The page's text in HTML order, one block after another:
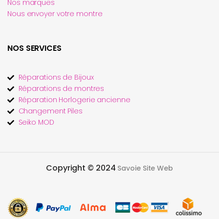
Nos marques
Nous envoyer votre montre
NOS SERVICES
Réparations de Bijoux
Réparations de montres
Réparation Horlogerie ancienne
Changement Piles
Seiko MOD
Copyright © 2024 Savoie Site Web